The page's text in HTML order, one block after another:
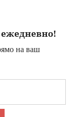
ежедневно!
на ваш